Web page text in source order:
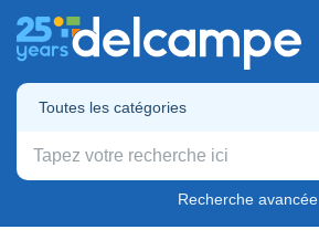
Toutes les catégories
Recherche avancée